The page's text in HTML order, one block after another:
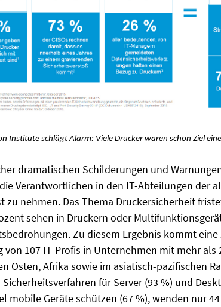
Institute schlägt Alarm: Viele Drucker waren schon Ziel
dramatischen Schilderungen und
Verantwortlichen in den IT-Abteilungen der
zu nehmen. Das Thema Druckersicherheit
sehen in Druckern oder
Zu diesem Ergebnis kommt
von 107 IT-Profis in Unternehmen mit mehr
Osten, Afrika sowie im asiatisch-pazifischen
Sicherheitsverfahren für Server (93 %) und
mobile Geräte schützen (67 %), wenden nur